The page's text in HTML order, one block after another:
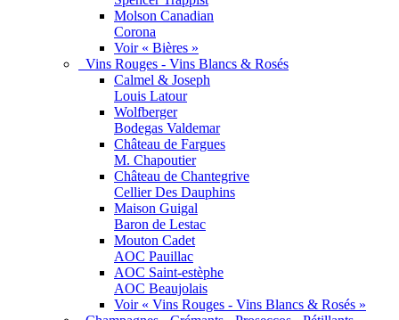
Molson Canadian
Corona
Voir « Bières »
Vins Rouges - Vins Blancs & Rosés
Calmel & Joseph
Louis Latour
Wolfberger
Bodegas Valdemar
Château de Fargues
M. Chapoutier
Château de Chantegrive
Cellier Des Dauphins
Maison Guigal
Baron de Lestac
Mouton Cadet
AOC Pauillac
AOC Saint-estèphe
AOC Beaujolais
Voir « Vins Rouges - Vins Blancs & Rosés »